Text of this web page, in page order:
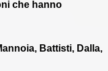
che hanno
Battisti, Dalla,